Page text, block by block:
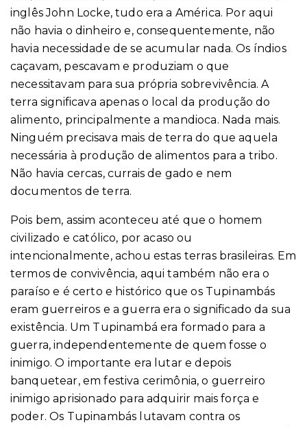
inglês John Locke, tudo era a América. Por aqui
não havia o dinheiro e, consequentemente, não
havia necessidade de se acumular nada. Os índios
caçavam, pescavam e produziam o que
necessitavam para sua própria sobrevivência. A
terra significava apenas o local da produção do
alimento, principalmente a mandioca. Nada mais.
Ninguém precisava mais de terra do que aquela
necessária à produção de alimentos para a tribo.
Não havia cercas, currais de gado e nem
documentos de terra.
Pois bem, assim aconteceu até que o homem
civilizado e católico, por acaso ou
intencionalmente, achou estas terras brasileiras. Em
termos de convivência, aqui também não era o
paraíso e é certo e histórico que os Tupinambás
eram guerreiros e a guerra era o significado da sua
existência. Um Tupinambá era formado para a
guerra, independentemente de quem fosse o
inimigo. O importante era lutar e depois
banquetear, em festiva cerimônia, o guerreiro
inimigo aprisionado para adquirir mais força e
poder. Os Tupinambás lutavam contra os